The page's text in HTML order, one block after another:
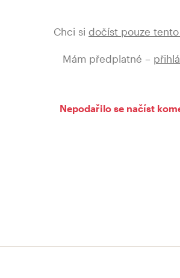
Chci si dočíst pouze
Mám předplatné –
Nepodařilo se načíst